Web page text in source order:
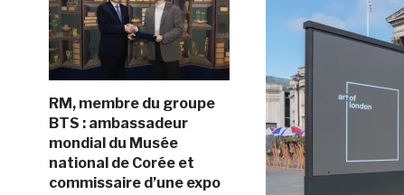
RM, membre du groupe
BTS : ambassadeur
mondial du Musée
national de Corée et
commissaire d’une expo